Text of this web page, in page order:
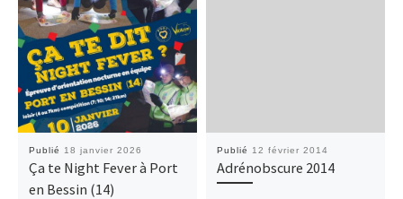
Publié 18 janvier 2026
Ça te Night Fever à Port
en Bessin (14)
Publié 12 février 2014
Adrénobscure 2014